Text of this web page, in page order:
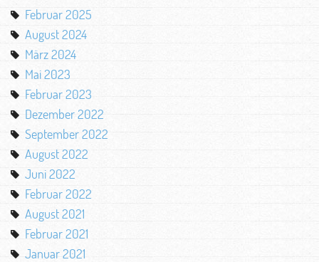
Februar 2025
August 2024
März 2024
Mai 2023
Februar 2023
Dezember 2022
September 2022
August 2022
Juni 2022
Februar 2022
August 2021
Februar 2021
Januar 2021